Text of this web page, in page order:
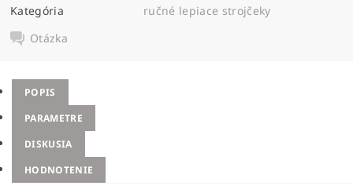
Kategória
ručné lepiace strojčeky
Otázka
POPIS
PARAMETRE
DISKUSIA
HODNOTENIE